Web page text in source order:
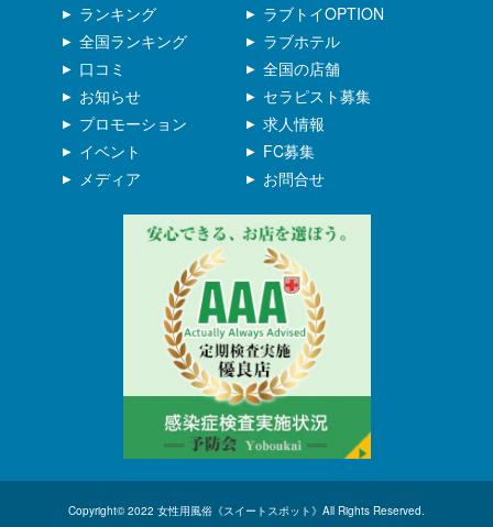
プロモーション
ラブホテル
イベント
全国の店舗
メディア
セラピスト募集
ランキング
求人情報
全国ランキング
FC募集
口コミ
お問合せ
お知らせ
ラブトイOPTION
Copyright© 2022 女性用風俗《スイートスポット》All Rights Reserved.